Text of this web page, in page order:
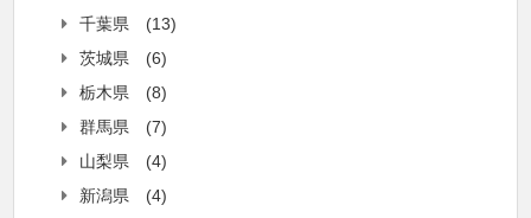
千葉県
(13)
茨城県
(6)
栃木県
(8)
群馬県
(7)
山梨県
(4)
新潟県
(4)